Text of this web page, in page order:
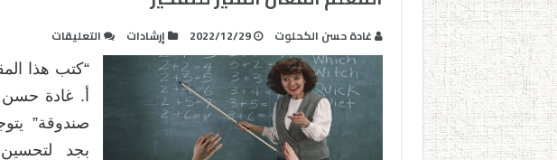
غادة حسن الكحلوت 2022/12/29 إرشادات التعليقات
الفعال
المثير
للتفكير
مغلقة
“كتب هذا
أ. غادة
صندوقة”
بجد لتحسين